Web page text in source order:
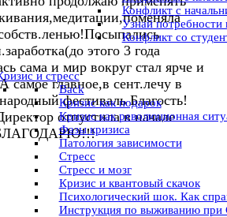
Конфликт с
Узнай потребности
Конфликт со
и стресс
Back
Кризис как подарок
Кризис как революционная
Фазы кризиса
Патология зависимости
Стресс
Стресс и мозг
Кризис и квантовый скачок
Психологический шок. Как
Инструкция по выживанию при
этого 3 года
сама и мир вокруг стал ярче и
самое главное,в сент.лечу в
фестиваль Благость!
отпустила в начале